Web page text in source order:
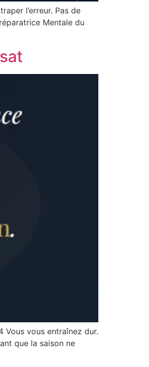
l’erreur. Pas de
Mentale du
Vous vous entraînez dur.
que la saison ne